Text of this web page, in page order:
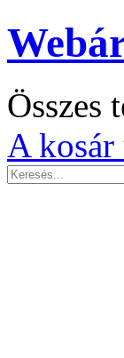
Összes
A kosár